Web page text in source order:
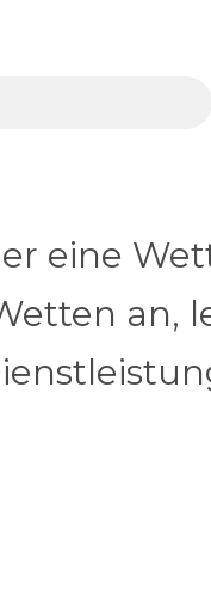
eine
an,